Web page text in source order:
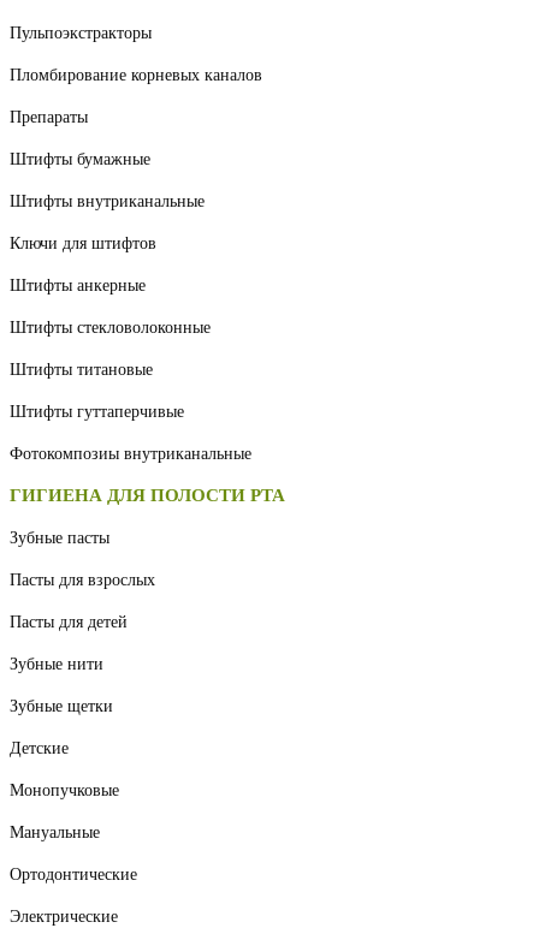
Пульпоэкстракторы
Пломбирование корневых каналов
Препараты
Штифты бумажные
Штифты внутриканальные
Ключи для штифтов
Штифты анкерные
Штифты стекловолоконные
Штифты титановые
Штифты гуттаперчивые
Фотокомпозиы внутриканальные
ГИГИЕНА ДЛЯ ПОЛОСТИ РТА
Зубные пасты
Пасты для взрослых
Пасты для детей
Зубные нити
Зубные щетки
Детские
Монопучковые
Мануальные
Ортодонтические
Электрические